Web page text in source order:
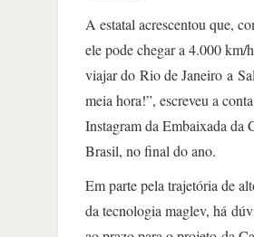
A estatal acrescentou que,
ele pode chegar a 4.000 km/
viajar do Rio de Janeiro a
meia hora!”, escreveu a
Instagram da Embaixada da
Brasil, no final do ano.
Em parte pela trajetória de
da tecnologia maglev, há